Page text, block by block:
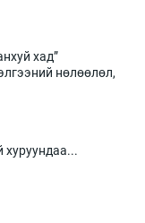
хад”
нөлөөлөл,
хуруундаа...